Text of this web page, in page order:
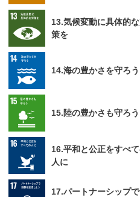
13.気候変動に具体的
策を
14.海の豊かさを守ろう
15.陸の豊かさも守ろう
16.平和と公正をすべ
人に
17.パートナーシップで